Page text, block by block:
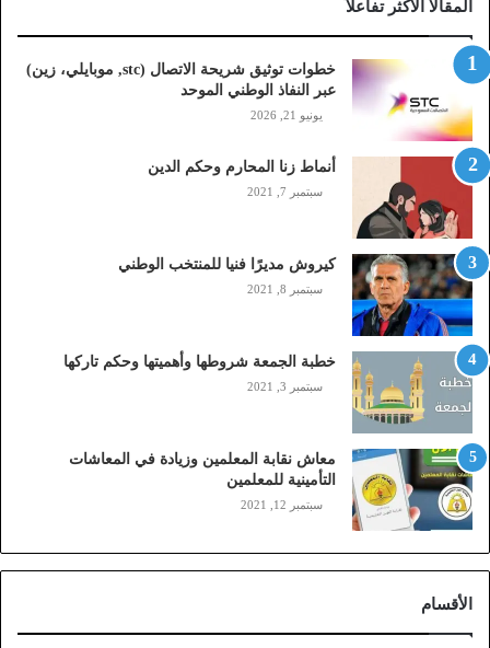
ل
ا
ت
ص
ل
(
s
,
م
و
ب
ا
ي
ل
ي
ز
ي
ن
)
ا
ل
المقالا الأكثر تفاعلاً
خطوات توثيق شريحة الاتصال (stc, موبايلي، زين)
عبر النفاذ الوطني الموحد
يونيو 21, 2026
أنماط زنا المحارم وحكم الدين
سبتمبر 7, 2021
كيروش مديرًا فنيا للمنتخب الوطني
سبتمبر 8, 2021
خطبة الجمعة شروطها وأهميتها وحكم تاركها
سبتمبر 3, 2021
معاش نقابة المعلمين وزيادة في المعاشات
التأمينية للمعلمين
سبتمبر 12, 2021
الأقسام